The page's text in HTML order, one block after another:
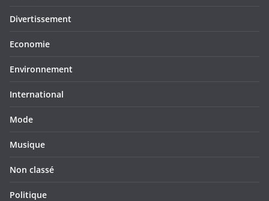
Divertissement
Economie
Environnement
International
Mode
Musique
Non classé
Politique